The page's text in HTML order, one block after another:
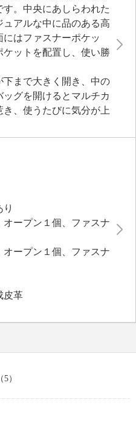
。中央にあしらわれた
アルな中に品のある高
はファスナーポケッ
ケットを配置し、使い勝
下まで大きく開き、中の
グを開けるとマルチカ
、使うたびに気分が上
ケットも充実し、小物
ら驚きの収納力を誇
り
オープン１個、ファスナ
オープン１個、ファスナ
皮革
ｍ×マチ８ｃｍ
（5）